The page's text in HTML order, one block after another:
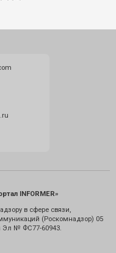
INFORMER»
в сфере связи,
(Роскомнадзор) 05
Эл № ФС77-60943.